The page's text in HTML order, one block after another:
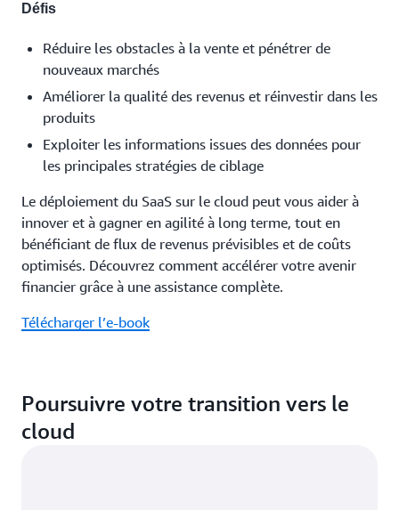
Défis
Réduire les obstacles à la vente et pénétrer de
nouveaux marchés
Améliorer la qualité des revenus et réinvestir dans les
produits
Exploiter les informations issues des données pour
les principales stratégies de ciblage
Le déploiement du SaaS sur le cloud peut vous aider à
innover et à gagner en agilité à long terme, tout en
bénéficiant de flux de revenus prévisibles et de coûts
optimisés. Découvrez comment accélérer votre avenir
financier grâce à une assistance complète.
Télécharger l’e-book
Poursuivre votre transition vers le
cloud